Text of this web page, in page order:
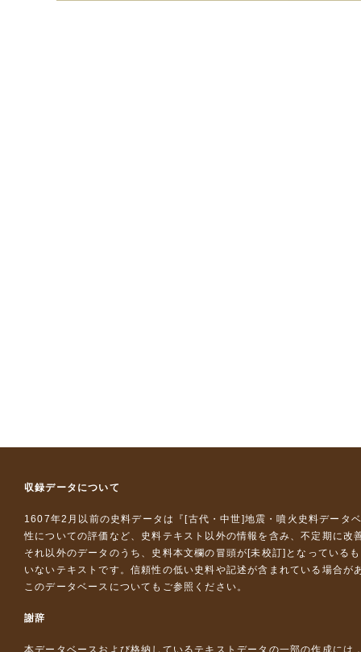
収録データについて
1607年2月以前の史料データは『 [古代・中世]地震・噴火史料データ
性についての評価など、史料テキスト以外の情報を含み、不定期に改
それ以外のデータのうち、史料本文欄の冒頭が[未校訂]となっている
いないテキストです。信頼性の低い史料や記述が含まれている場合が
このデータベースについて もご参照ください。
謝辞
本データベースおよび格納しているテキストデータの一部の作成には